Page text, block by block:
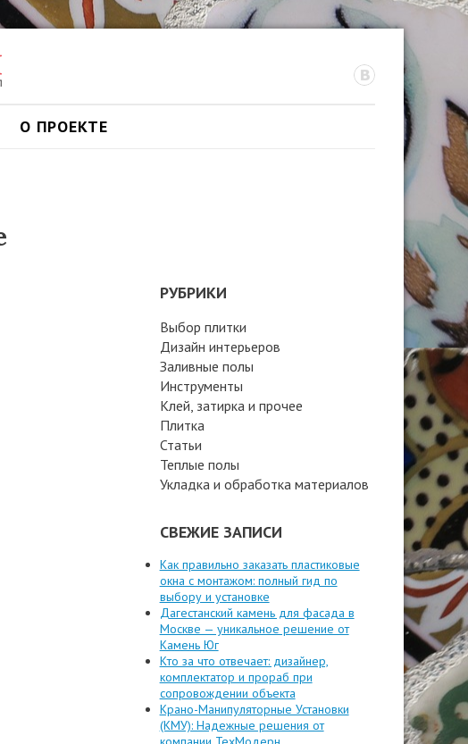
О ПРОЕКТЕ
РУБРИКИ
Выбор плитки
Дизайн интерьеров
Заливные полы
Инструменты
Клей, затирка и прочее
Плитка
Статьи
Теплые полы
Укладка и обработка материалов
СВЕЖИЕ ЗАПИСИ
Как правильно заказать пластиковые
окна с монтажом: полный гид по
выбору и установке
Дагестанский камень для фасада в
Москве — уникальное решение от
Камень Юг
Кто за что отвечает: дизайнер,
комплектатор и прораб при
сопровождении объекта
Крано-Манипуляторные Установки
(КМУ): Надежные решения от